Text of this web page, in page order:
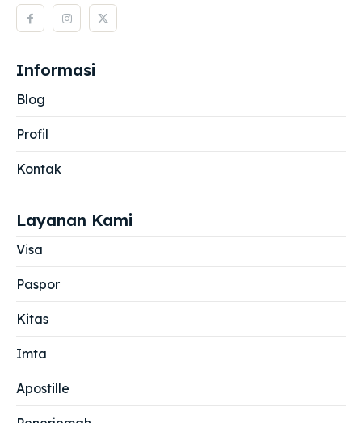
Informasi
Blog
Profil
Kontak
Layanan Kami
Visa
Paspor
Kitas
Imta
Apostille